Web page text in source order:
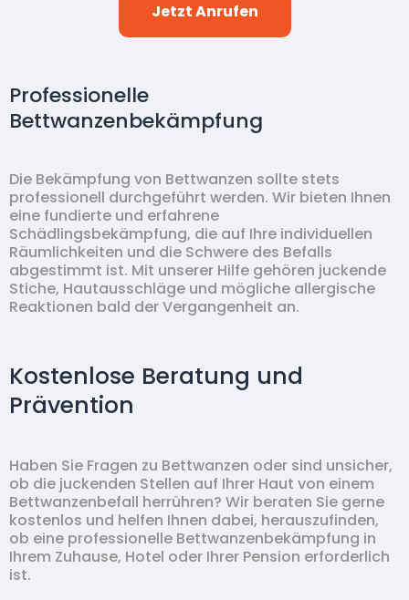
Jetzt Anrufen
Professionelle
Bettwanzenbekämpfung
Die Bekämpfung von Bettwanzen sollte stets
professionell durchgeführt werden. Wir bieten Ihnen
eine fundierte und erfahrene
Schädlingsbekämpfung, die auf Ihre individuellen
Räumlichkeiten und die Schwere des Befalls
abgestimmt ist. Mit unserer Hilfe gehören juckende
Stiche, Hautausschläge und mögliche allergische
Reaktionen bald der Vergangenheit an.
Kostenlose Beratung und
Prävention
Haben Sie Fragen zu Bettwanzen oder sind unsicher,
ob die juckenden Stellen auf Ihrer Haut von einem
Bettwanzenbefall herrühren? Wir beraten Sie gerne
kostenlos und helfen Ihnen dabei, herauszufinden,
ob eine professionelle Bettwanzenbekämpfung in
Ihrem Zuhause, Hotel oder Ihrer Pension erforderlich
ist.